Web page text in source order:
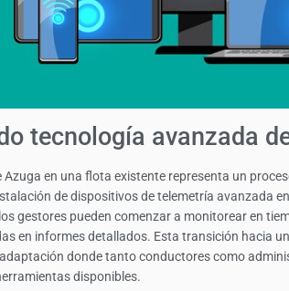
tecnología avanzada
Azuga en una flota existente representa un
de dispositivos de telemetría avanzada
gestores pueden comenzar a monitorear en
en informes detallados. Esta transición hacia
donde tanto conductores como
disponibles.